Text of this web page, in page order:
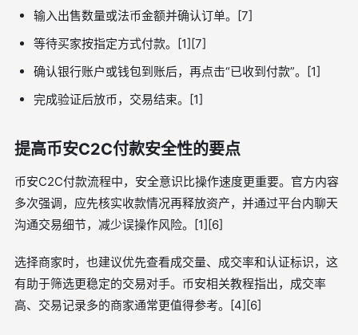
输入出售数量或法币金额并确认订单。[7]
等待买家按指定方式付款。[1][7]
确认银行账户或钱包到账后，再点击“已收到付款”。[1]
完成验证后放币，交易结束。[1]
提高币安C2C付款安全性的要点
币安C2C付款流程中，安全意识比操作速度更重要。官方内容
多次强调，应先核实收款情况再释放资产，并通过平台内聊天
沟通交易细节，减少误操作风险。[1][6]
选择商家时，也建议优先查看成交量、成交率和认证标识，这
有助于筛选更稳定的交易对手。币安相关教程指出，成交率
高、交易记录多的商家通常更值得参考。[4][6]